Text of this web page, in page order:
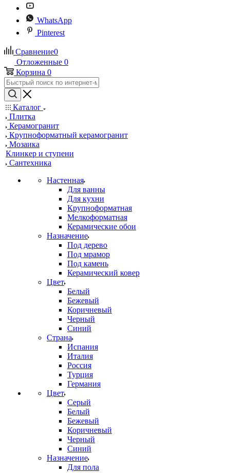
WhatsApp
Pinterest
Сравнение0
Отложенные 0
Корзина 0
Каталог
Плитка
Керамогранит
Крупноформатный керамогранит
Мозаика
Клинкер и ступени
Сантехника
Настенная
Для ванны
Для кухни
Крупноформатная
Мелкоформатная
Керамические обои
Назначение
Под дерево
Под мрамор
Под камень
Керамический ковер
Цвет
Белый
Бежевый
Коричневый
Черный
Синий
Страна
Испания
Италия
Россия
Турция
Германия
Цвет
Серый
Белый
Бежевый
Коричневый
Черный
Синий
Назначение
Для пола